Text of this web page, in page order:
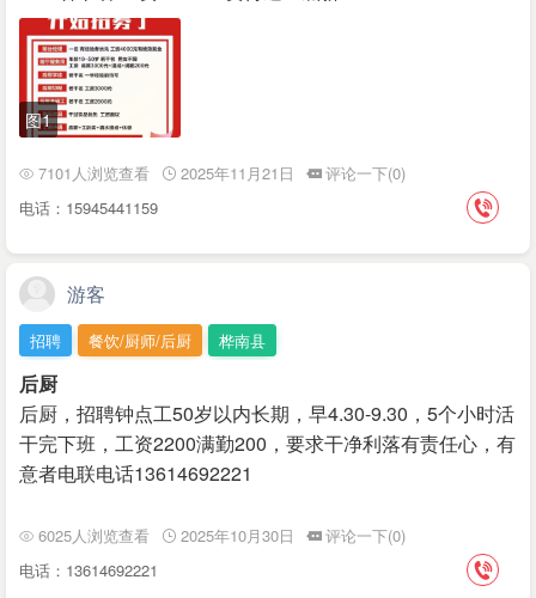
图1
7101人浏览查看 2025年11月21日
评论一下(0)
电话：15945441159
游客
招聘 餐饮/厨师/后厨 桦南县
后厨
后厨，招聘钟点工50岁以内长期，早4.30-9.30，5个小时活
干完下班，工资2200满勤200，要求干净利落有责任心，有
意者电联电话13614692221
6025人浏览查看 2025年10月30日
评论一下(0)
电话：13614692221